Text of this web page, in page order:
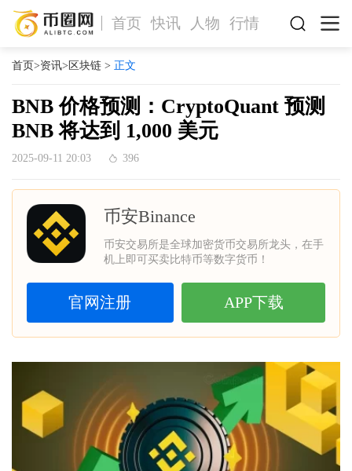
首页 快讯 人物 行情
首页>资讯>区块链> 正文
BNB 价格预测：CryptoQuant 预测
BNB 将达到 1,000 美元
2025-09-11 20:03 396
币安Binance
币安交易所是全球加密货币交易所龙头，在手
机上即可买卖比特币等数字货币！
官网注册 APP下载